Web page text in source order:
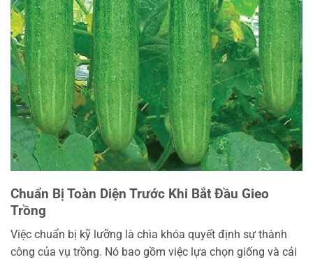
Chuẩn Bị Toàn Diện Trước Khi Bắt Đầu Gieo
Trồng
Việc chuẩn bị kỹ lưỡng là chìa khóa quyết định sự thành
công của vụ trồng. Nó bao gồm việc lựa chọn giống và cải